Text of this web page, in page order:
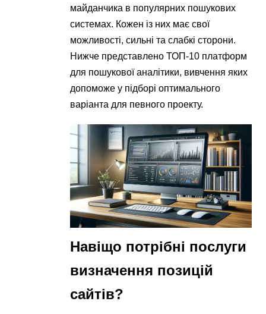
майданчика в популярних пошукових
системах. Кожен із них має свої
можливості, сильні та слабкі сторони.
Нижче представлено ТОП-10 платформ
для пошукової аналітики, вивчення яких
допоможе у підборі оптимального
варіанта для певного проекту.
Навіщо потрібні послуги
визначення позицій
сайтів?